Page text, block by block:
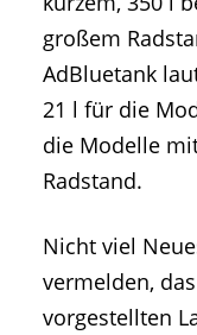
großem
AdBluetank
21 l für die
die Modelle
Radstand.
Nicht viel
vermelden,
vorgestellten